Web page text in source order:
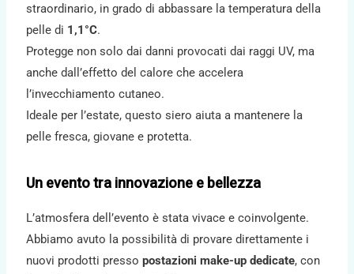
straordinario, in grado di abbassare la temperatura della
pelle di 1,1°C.
Protegge non solo dai danni provocati dai raggi UV, ma
anche dall’effetto del calore che accelera
l’invecchiamento cutaneo.
Ideale per l’estate, questo siero aiuta a mantenere la
pelle fresca, giovane e protetta.
Un evento tra innovazione e bellezza
L’atmosfera dell’evento è stata vivace e coinvolgente.
Abbiamo avuto la possibilità di provare direttamente i
nuovi prodotti pressopostazioni make-up dedicate, con